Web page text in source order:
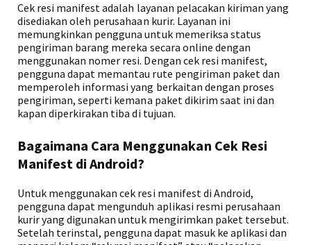
Cek resi manifest adalah layanan pelacakan kiriman yang
disediakan oleh perusahaan kurir. Layanan ini
memungkinkan pengguna untuk memeriksa status
pengiriman barang mereka secara online dengan
menggunakan nomer resi. Dengan cek resi manifest,
pengguna dapat memantau rute pengiriman paket dan
memperoleh informasi yang berkaitan dengan proses
pengiriman, seperti kemana paket dikirim saat ini dan
kapan diperkirakan tiba di tujuan.
Bagaimana Cara Menggunakan Cek Resi
Manifest di Android?
Untuk menggunakan cek resi manifest di Android,
pengguna dapat mengunduh aplikasi resmi perusahaan
kurir yang digunakan untuk mengirimkan paket tersebut.
Setelah terinstal, pengguna dapat masuk ke aplikasi dan